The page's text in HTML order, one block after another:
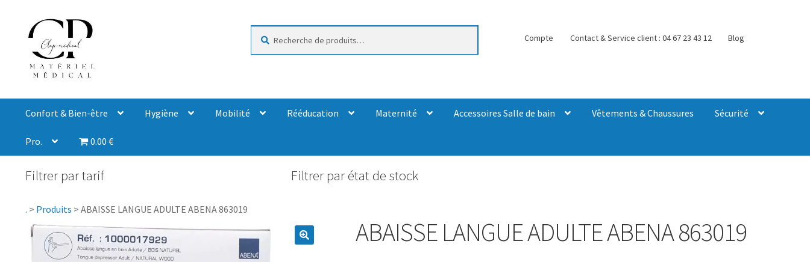
Compte Contact & Service client : 04 67 23 43 12 Blog
Confort & Bien-être Hygiène Mobilité Rééducation Maternité Accessoires Salle de bain Vêtements & Chaussures Sécurité
Pro. 0.00 €
Filtrer par tarif Filtrer par état de stock
. > Produits > ABAISSE LANGUE ADULTE ABENA 863019
ABAISSE LANGUE ADULTE ABENA 863019